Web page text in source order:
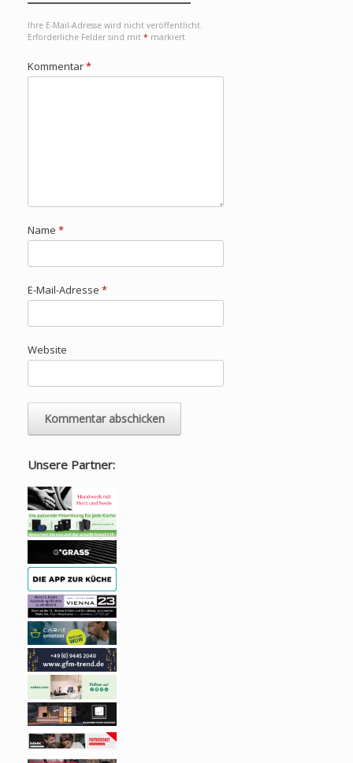
Ihre E-Mail-Adresse wird nicht veröffentlicht.
Erforderliche Felder sind mit * markiert
Kommentar*
Name *
E-Mail-Adresse *
Website
Unsere Partner: